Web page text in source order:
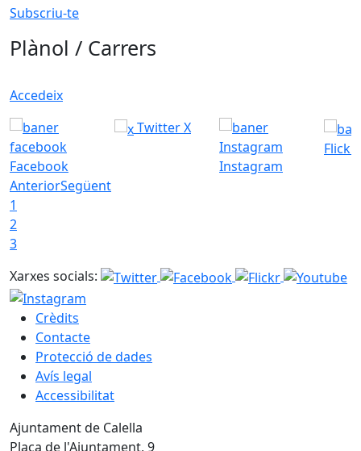
Subscriu-te
Plànol / Carrers
Accedeix
Facebook
Twitter X
Instagram
Flickr
AnteriorSegüent
1
2
3
Xarxes socials:
Crèdits
Contacte
Protecció de dades
Avís legal
Accessibilitat
Ajuntament de Calella
Plaça de l'Ajuntament, 9